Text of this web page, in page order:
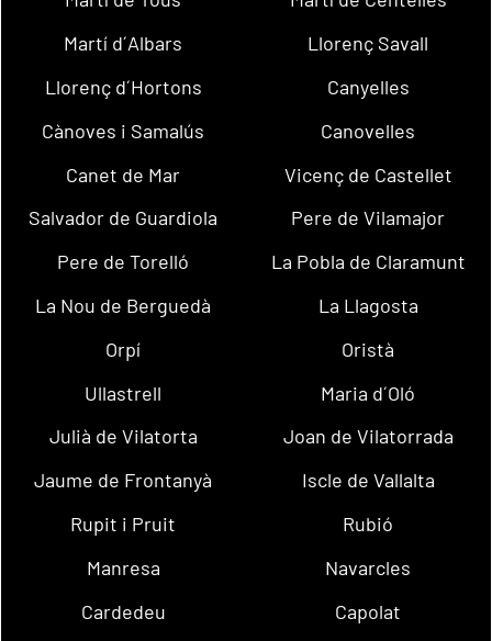
Martí d´Albars
Llorenç Savall
Llorenç d´Hortons
Canyelles
Cànoves i Samalús
Canovelles
Canet de Mar
Vicenç de Castellet
Salvador de Guardiola
Pere de Vilamajor
Pere de Torelló
La Pobla de Claramunt
La Nou de Berguedà
La Llagosta
Orpí
Oristà
Ullastrell
Maria d´Oló
Julià de Vilatorta
Joan de Vilatorrada
Jaume de Frontanyà
Iscle de Vallalta
Rupit i Pruit
Rubió
Manresa
Navarcles
Cardedeu
Capolat